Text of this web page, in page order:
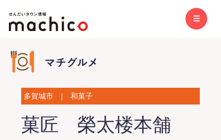
多賀城市 ｜ 和菓子
菓匠 榮太楼本舗